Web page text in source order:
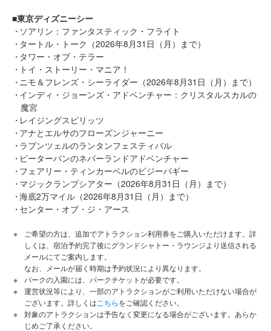
■東京ディズニーシー
ソアリン：ファンタスティック・フライト
タートル・トーク（2026年8月31日（月）まで）
タワー・オブ・テラー
トイ・ストーリー・マニア！
ニモ＆フレンズ・シーライダー（2026年8月31日（月）まで）
インディ・ジョーンズ・アドベンチャー：クリスタルスカルの
魔宮
レイジングスピリッツ
アナとエルサのフローズンジャーニー
ラプンツェルのランタンフェスティバル
ピーターパンのネバーランドアドベンチャー
フェアリー・ティンカーベルのビジーバギー
マジックランプシアター（2026年8月31日（月）まで）
海底2万マイル（2026年8月31日（月）まで）
センター・オブ・ジ・アース
ご希望の方は、追加でアトラクション利用券をご購入いただけます。詳
しくは、宿泊予約完了後にグランドシャトー・ラウンジより送信される
メールにてご案内します。
なお、メールが届く時期は予約状況により異なります。
パークの入園には、パークチケットが必要です。
運営状況等により、一部のアトラクションがご利用いただけない場合が
ございます。詳しくは こちらをご確認ください。
対象のアトラクションは予告なく変更になる場合がございます。あらか
じめご了承ください。